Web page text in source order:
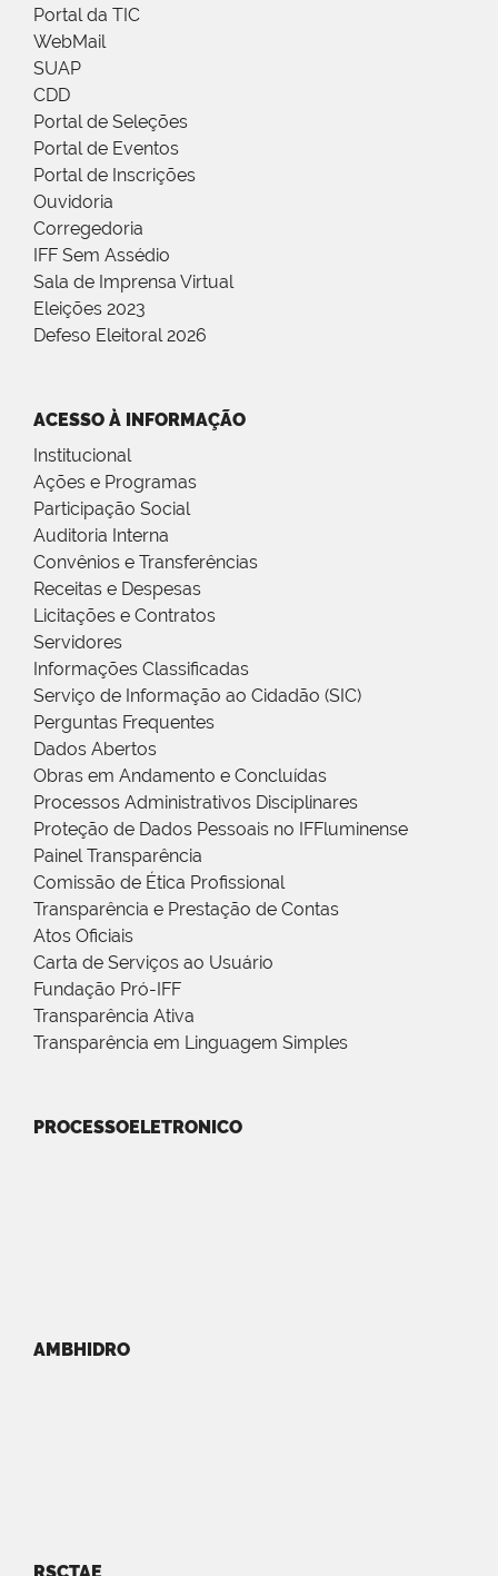
Portal da TIC
WebMail
SUAP
CDD
Portal de Seleções
Portal de Eventos
Portal de Inscrições
Ouvidoria
Corregedoria
IFF Sem Assédio
Sala de Imprensa Virtual
Eleições 2023
Defeso Eleitoral 2026
ACESSO À INFORMAÇÃO
Institucional
Ações e Programas
Participação Social
Auditoria Interna
Convênios e Transferências
Receitas e Despesas
Licitações e Contratos
Servidores
Informações Classificadas
Serviço de Informação ao Cidadão (SIC)
Perguntas Frequentes
Dados Abertos
Obras em Andamento e Concluídas
Processos Administrativos Disciplinares
Proteção de Dados Pessoais no IFFluminense
Painel Transparência
Comissão de Ética Profissional
Transparência e Prestação de Contas
Atos Oficiais
Carta de Serviços ao Usuário
Fundação Pró-IFF
Transparência Ativa
Transparência em Linguagem Simples
PROCESSOELETRONICO
AMBHIDRO
RSCTAE